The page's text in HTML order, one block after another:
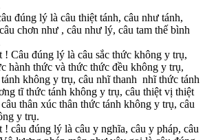
đúng lý là câu thiệt tánh, câu như tánh,
chơn như , câu như lý, câu tam thế bình
Câu đúng lý là câu sắc thức không y trụ,
hành thức và thức thức đều không y trụ,
tánh không y trụ, câu nhĩ thanh nhĩ thức tánh
tĩ thức tánh không y trụ, câu thiệt vị thiệt
thân xúc thân thức tánh không y trụ, câu
y trụ.
câu đúng lý là câu y nghĩa, câu y pháp, câu